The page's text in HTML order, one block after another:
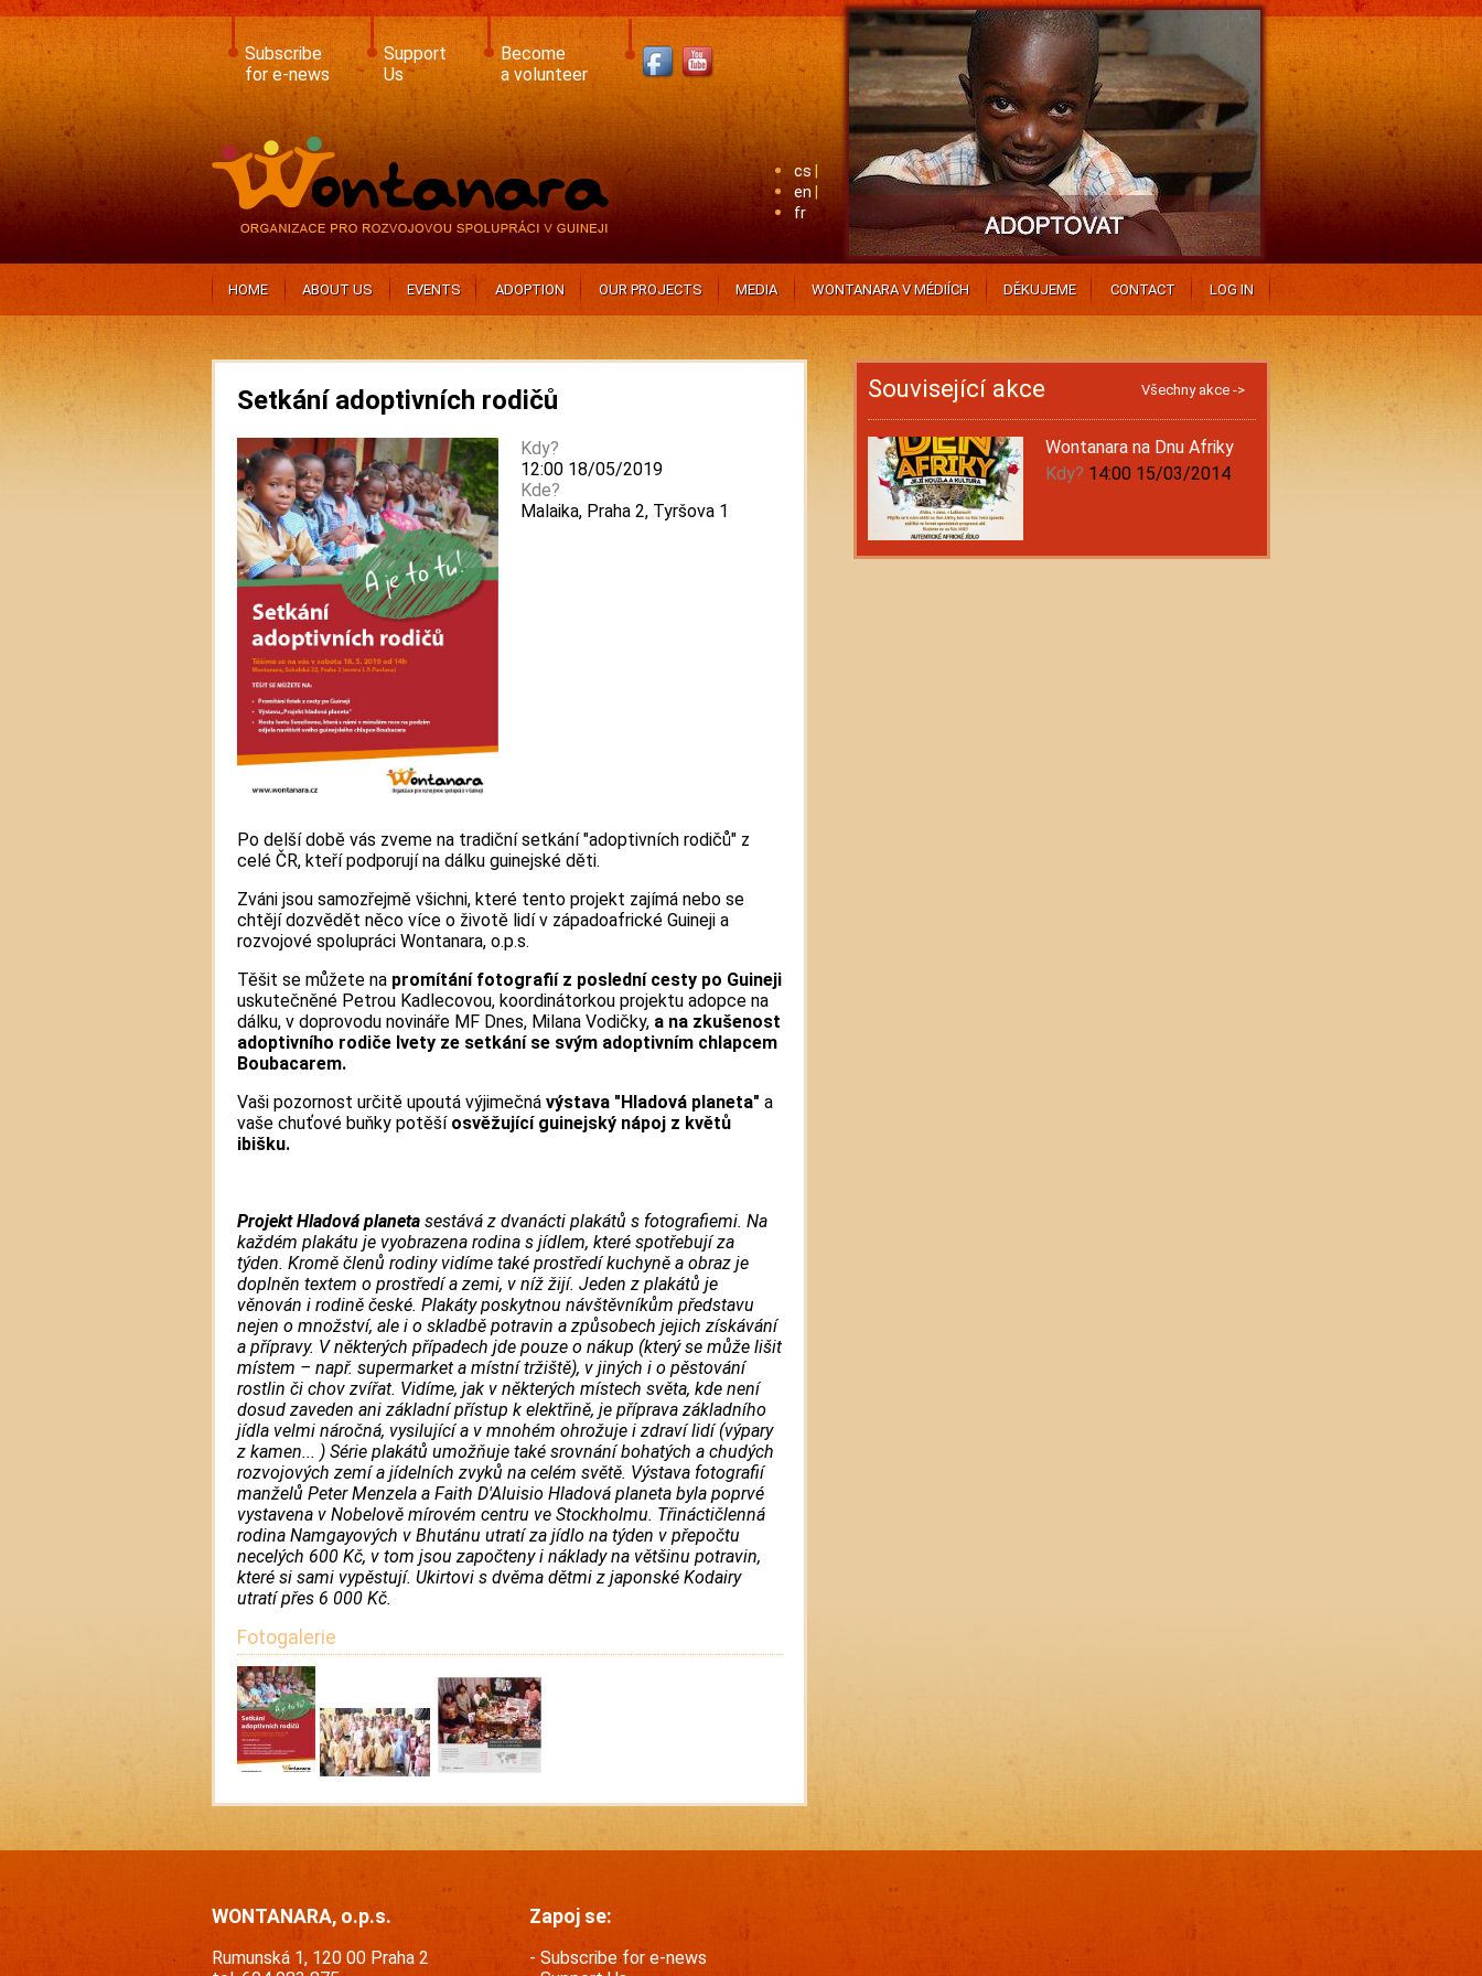
Skip
to
content
Subscribe
for e-news
Support
Us
Become
a volunteer
cs
en
fr
HOME ABOUT US EVENTS ADOPTION OUR PROJECTS MEDIA WONTANARA V MÉDIÍCH DĚKUJEME CONTACT LOG IN
Setkání adoptivních rodičů
Kdy?
12:00 18/05/2019
Kde?
Malaika, Praha 2, Tyršova 1
Po delší době vás zveme na tradiční setkání "adoptivních rodičů" z
celé ČR, kteří podporují na dálku guinejské děti.
Zváni jsou samozřejmě všichni, které tento projekt zajímá nebo se
chtějí dozvědět něco více o životě lidí v západoafrické Guineji a
rozvojové spolupráci Wontanara, o.p.s.
Těšit se můžete na promítání fotografií z poslední cesty po Guineji
uskutečněné Petrou Kadlecovou, koordinátorkou projektu adopce na
dálku, v doprovodu novináře MF Dnes, Milana Vodičky, a na zkušenost
adoptivního rodiče Ivety ze setkání se svým adoptivním chlapcem
Boubacarem.
Vaši pozornost určitě upoutá výjimečná výstava "Hladová planeta" a
vaše chuťové buňky potěší osvěžující guinejský nápoj z květů
ibišku.
Projekt Hladová planeta sestává z dvanácti plakátů s fotografiemi. Na
každém plakátu je vyobrazena rodina s jídlem, které spotřebují za
týden. Kromě členů rodiny vidíme také prostředí kuchyně a obraz je
doplněn textem o prostředí a zemi, v níž žijí. Jeden z plakátů je
věnován i rodině české. Plakáty poskytnou návštěvníkům představu
nejen o množství, ale i o skladbě potravin a způsobech jejich získávání
a přípravy. V některých případech jde pouze o nákup (který se může lišit
místem – např. supermarket a místní tržiště), v jiných i o pěstování
rostlin či chov zvířat. Vidíme, jak v některých místech světa, kde není
dosud zaveden ani základní přístup k elektřině, je příprava základního
jídla velmi náročná, vysilující a v mnohém ohrožuje i zdraví lidí (výpary
z kamen... ) Série plakátů umožňuje také srovnání bohatých a chudých
rozvojových zemí a jídelních zvyků na celém světě. Výstava fotografií
manželů Peter Menzela a Faith D'Aluisio Hladová planeta byla poprvé
vystavena v Nobelově mírovém centru ve Stockholmu. Třináctičlenná
rodina Namgayových v Bhutánu utratí za jídlo na týden v přepočtu
necelých 600 Kč, v tom jsou započteny i náklady na většinu potravin,
které si sami vypěstují. Ukirtovi s dvěma dětmi z japonské Kodairy
utratí přes 6 000 Kč.
Fotogalerie
Související akce Všechny akce ->
Wontanara na Dnu Afriky
Kdy? 14:00 15/03/2014
WONTANARA, o.p.s.
Rumunská 1, 120 00 Praha 2
Zapoj se:
Subscribe for e-news